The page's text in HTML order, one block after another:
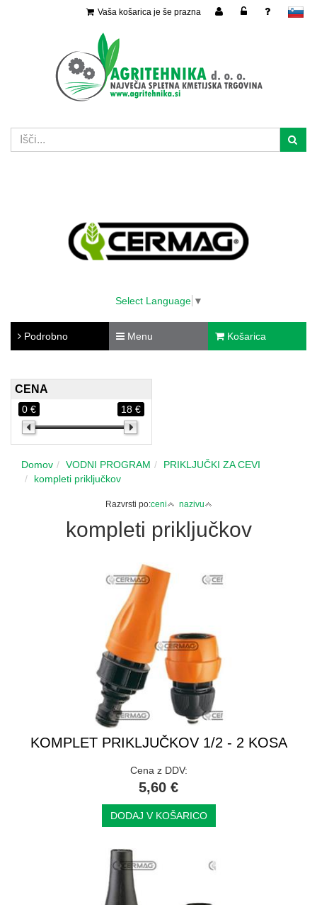
slovensko
Vaša košarica je še prazna
Select Language ▼
Podrobno Menu Košarica
CENA
0 € 18 €
Domov VODNI PROGRAM
PRIKLJUČKI ZA CEVI
kompleti priključkov
Razvrsti po:ceni nazivu
kompleti priključkov
KOMPLET PRIKLJUČKOV 1/2 - 2 KOSA
Cena z DDV:
5,60 €
DODAJ V KOŠARICO